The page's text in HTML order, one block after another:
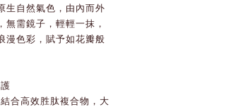
生自然氣色，由內而外
需鏡子，輕輕一抹，
漫色彩，賦予如花瓣般
合高效胜肽複合物，大